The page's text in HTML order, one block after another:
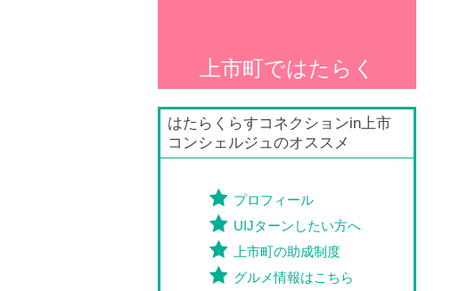
上市町ではたらく
はたらくらすコネクションin上市
コンシェルジュのオススメ
プロフィール
UIJターンしたい方へ
上市町の助成制度
グルメ情報はこちら